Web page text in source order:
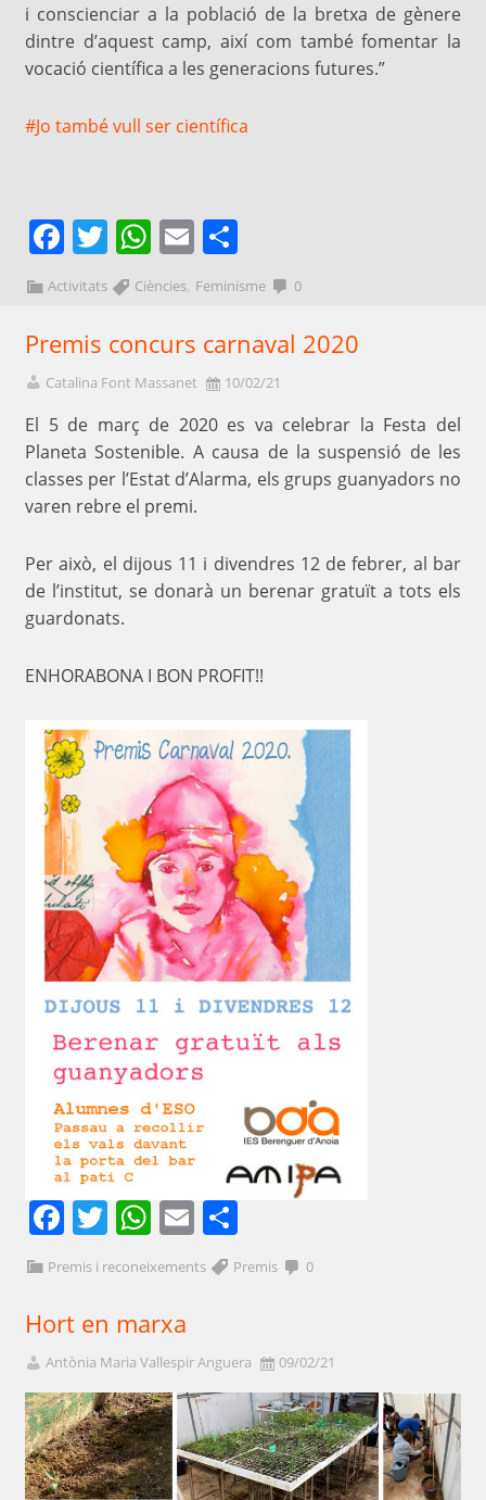
i conscienciar a la població de la bretxa de gènere
dintre d’aquest camp, així com també fomentar la
vocació científica a les generacions futures.”
#Jo també vull ser científica
Facebook
Twitter
WhatsApp
Email
Activitats Ciències Feminisme 0
Premis concurs carnaval 2020
Catalina Font Massanet 10/02/21
El 5 de març de 2020 es va celebrar la Festa del
Planeta Sostenible. A causa de la suspensió de les
classes per l’Estat d’Alarma, els grups guanyadors no
varen rebre el premi.
Per això, el dijous 11 i divendres 12 de febrer, al bar
de l’institut, se donarà un berenar gratuït a tots els
guardonats.
ENHORABONA I BON PROFIT!!
Facebook
Twitter
WhatsApp
Email
Premis i reconeixements Premis 0
Hort en marxa
Antònia Maria Vallespir Anguera 09/02/21